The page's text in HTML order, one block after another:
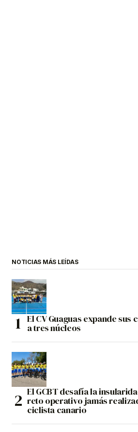
NOTICIAS MÁS LEÍDAS
El CV Guaguas expande sus
a tres núcleos
El GCBT desafía la
reto operativo jamás
ciclista canario